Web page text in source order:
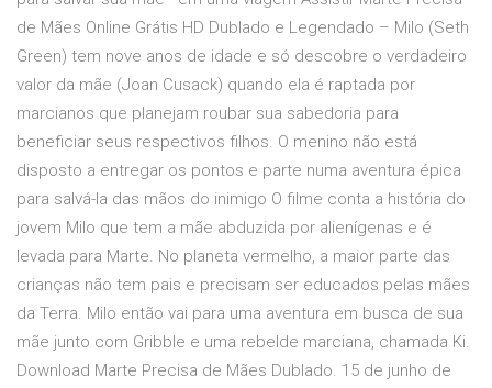
de Mães Online Grátis HD Dublado e Legendado – Milo (Seth
Green) tem nove anos de idade e só descobre o verdadeiro
valor da mãe (Joan Cusack) quando ela é raptada por
marcianos que planejam roubar sua sabedoria para
beneficiar seus respectivos filhos. O menino não está
disposto a entregar os pontos e parte numa aventura épica
para salvá-la das mãos do inimigo O filme conta a história do
jovem Milo que tem a mãe abduzida por alienígenas e é
levada para Marte. No planeta vermelho, a maior parte das
crianças não tem pais e precisam ser educados pelas mães
da Terra. Milo então vai para uma aventura em busca de sua
mãe junto com Gribble e uma rebelde marciana, chamada Ki.
Download Marte Precisa de Mães Dublado. 15 de junho de